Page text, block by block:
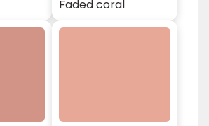
Faded coral